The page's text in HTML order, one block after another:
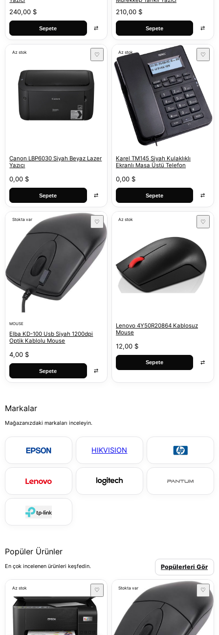
240,00 $
Sepete ⇄
210,00 $
Sepete ⇄
Az stok ♡
Canon LBP6030 Siyah Beyaz Lazer
Yazıcı
0,00 $
Sepete ⇄
Az stok ♡
Karel TM145 Siyah Kulaklıklı
Ekranlı Masa Üstü Telefon
0,00 $
Sepete ⇄
Stokta var ♡
MOUSE
Elba KD-100 Usb Siyah 1200dpi
Optik Kablolu Mouse
4,00 $
Sepete ⇄
Az stok ♡
Lenovo 4Y50R20864 Kablosuz
Mouse
12,00 $
Sepete ⇄
Markalar
Mağazanızdaki markaları inceleyin.
HIKVISION
Popüler Ürünler
En çok incelenen ürünleri keşfedin. Popülerleri Gör
Az stok ♡ Stokta var ♡